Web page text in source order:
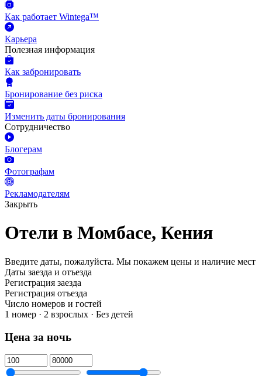
Как работает Wintega™
Карьера
Полезная информация
Как забронировать
Бронирование без риска
Изменить даты бронирования
Сотрудничество
Блогерам
Фотографам
Рекламодателям
Закрыть
Отели в Момбасе, Кения
Введите даты, пожалуйста. Мы покажем цены и наличие мест
Даты заезда и отъезда
Регистрация заезда
Регистрация отъезда
Число номеров и гостей
1 номер · 2 взрослых · Без детей
Цена за ночь